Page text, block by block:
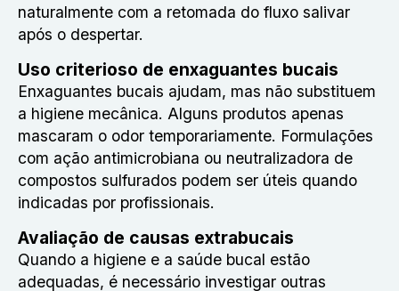
naturalmente com a retomada do fluxo salivar
após o despertar.
Uso criterioso de enxaguantes bucais
Enxaguantes bucais ajudam, mas não substituem
a higiene mecânica. Alguns produtos apenas
mascaram o odor temporariamente. Formulações
com ação antimicrobiana ou neutralizadora de
compostos sulfurados podem ser úteis quando
indicadas por profissionais.
Avaliação de causas extrabucais
Quando a higiene e a saúde bucal estão
adequadas, é necessário investigar outras